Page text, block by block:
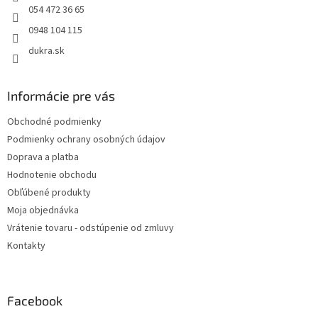
054 472 36 65
0948 104 115
dukra.sk
Informácie pre vás
Obchodné podmienky
Podmienky ochrany osobných údajov
Doprava a platba
Hodnotenie obchodu
Obľúbené produkty
Moja objednávka
Vrátenie tovaru - odstúpenie od zmluvy
Kontakty
Facebook